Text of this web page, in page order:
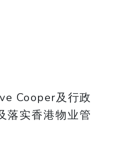
Cooper及行政
落实香港物业管